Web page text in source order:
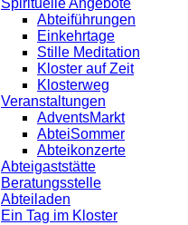
Abteiführungen
Einkehrtage
Stille Meditation
Kloster auf Zeit
Klosterweg
Veranstaltungen
AdventsMarkt
AbteiSommer
Abteikonzerte
Abteigaststätte
Beratungsstelle
Abteiladen
Ein Tag im Kloster